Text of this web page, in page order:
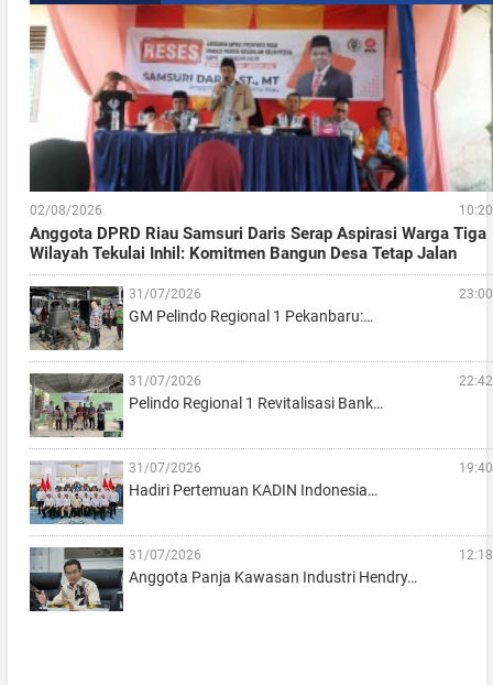
02/08/2026 10:20
Anggota DPRD Riau Samsuri Daris Serap Aspirasi Warga Tiga
Wilayah Tekulai Inhil: Komitmen Bangun Desa Tetap Jalan
31/07/2026 23:00
GM Pelindo Regional 1 Pekanbaru:…
31/07/2026 22:42
Pelindo Regional 1 Revitalisasi Bank…
31/07/2026 19:40
Hadiri Pertemuan KADIN Indonesia…
31/07/2026 12:18
Anggota Panja Kawasan Industri Hendry…